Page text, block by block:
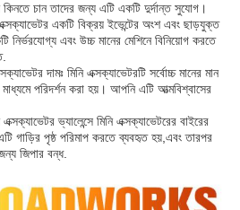
কিনতে চান তাদের জন্য এটি একটি দুর্দান্ত সুযোগ।
একটি বিক্রয় ইভেন্টের অংশ এবং ছাড়যুক্ত
এবং উচ্চ মানের মেশিনে বিনিয়োগ করতে
দামঃ মিনি এক্সক্যাভেটরটি সর্বোচ্চ মানের মান
পরিদর্শন করা হয়। আপনি এটি আত্মবিশ্বাসের
ভ্যালেন্সে মিনি এক্সক্যাভেটরের বাইরের
গাড়ির পৃষ্ঠ পরিমাপ করতে ব্যবহৃত হয়,এবং তারপর
জিপার বন্ধ.